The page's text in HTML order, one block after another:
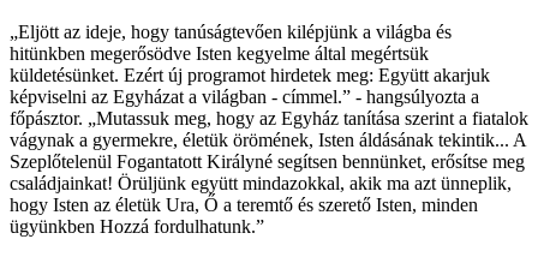
„Eljött az ideje, hogy tanúságtevően kilépjünk a világba és
hitünkben megerősödve Isten kegyelme által megértsük
küldetésünket. Ezért új programot hirdetek meg: Együtt akarjuk
képviselni az Egyházat a világban - címmel.” - hangsúlyozta a
főpásztor. „Mutassuk meg, hogy az Egyház tanítása szerint a fiatalok
vágynak a gyermekre, életük örömének, Isten áldásának tekintik... A
Szeplőtelenül Fogantatott Királyné segítsen bennünket, erősítse meg
családjainkat! Örüljünk együtt mindazokkal, akik ma azt ünneplik,
hogy Isten az életük Ura, Ő a teremtő és szerető Isten, minden
ügyünkben Hozzá fordulhatunk.”